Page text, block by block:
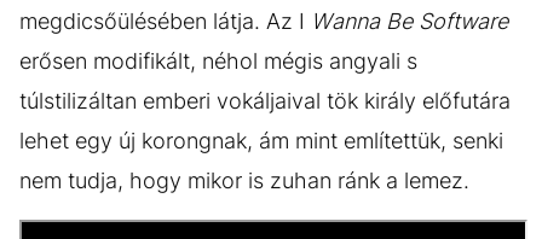
megdicsőülésében látja. Az I Wanna Be Software
erősen modifikált, néhol mégis angyali s
túlstilizáltan emberi vokáljaival tök király előfutára
lehet egy új korongnak, ám mint említettük, senki
nem tudja, hogy mikor is zuhan ránk a lemez.